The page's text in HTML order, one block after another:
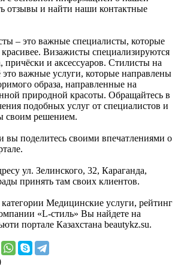
отзывы и найти наши контактные
– это важные специалисты, которые
Визажисты специализируются
причёски и аксессуаров. Стилисты на
это важные услуги, которые направлены
образа, направленные на
природной красоты. Обращайтесь в
подобных услуг от специалистов и
своим решением.
вы поделитесь своими впечатлениями о
ул. Зелинского, 32, Караганда,
принять там своих клиентов.
Медицинские услуги, рейтинг
«L-стиль» Вы найдете на
портале Казахстана beautykz.su.